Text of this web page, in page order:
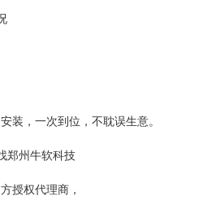
装，一次到位，不耽误生意。
郑州牛软科技
授权代理商，